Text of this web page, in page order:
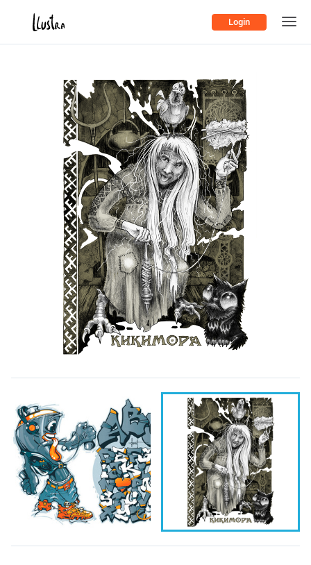
Login